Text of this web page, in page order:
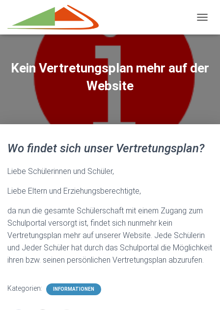
Kein Vertretungsplan mehr auf der
Website
Wo findet sich unser Vertretungsplan?
Liebe Schülerinnen und Schüler,
Liebe Eltern und Erziehungsberechtigte,
da nun die gesamte Schülerschaft mit einem Zugang zum
Schulportal versorgt ist, findet sich nunmehr kein
Vertretungsplan mehr auf unserer Website. Jede Schülerin
und Jeder Schüler hat durch das Schulportal die Möglichkeit
ihren bzw. seinen persönlichen Vertretungsplan abzurufen.
Kategorien: INFORMATIONEN